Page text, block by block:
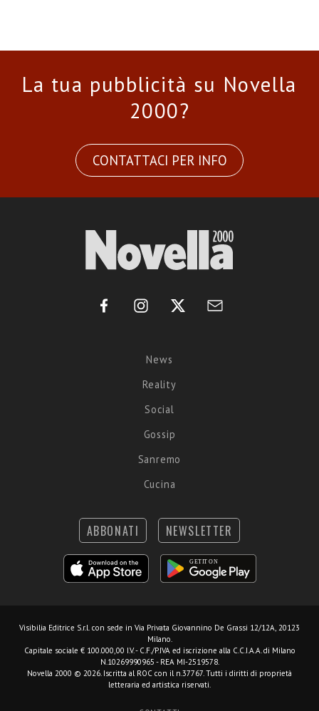
La tua pubblicità su Novella
2000?
CONTATTACI PER INFO
News
Reality
Social
Gossip
Sanremo
Cucina
ABBONATI NEWSLETTER
Visibilia Editrice S.r.l. con sede in Via Privata Giovannino De Grassi 12/12A, 20123
Milano.
Capitale sociale € 100.000,00 I.V. - C.F./P.IVA ed iscrizione alla C.C.I.A.A. di Milano
N.10269990965 - REA MI-2519578.
Novella 2000 © 2026. Iscritta al ROC con il n.37767. Tutti i diritti di proprietà
letteraria ed artistica riservati.